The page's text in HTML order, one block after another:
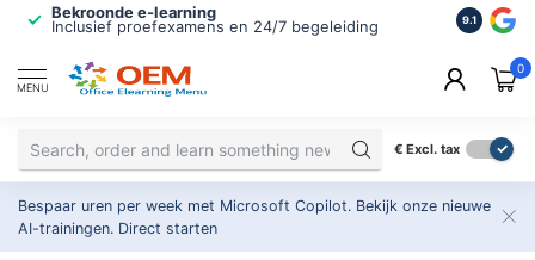
Bekroonde e-learning
Inclusief proefexamens en 24/7 begeleiding
ISO
2.500+
9.1
MENU
0
€ Excl. tax
Bespaar uren per week met Microsoft Copilot. Bekijk onze nieuwe
AI-trainingen. Direct starten